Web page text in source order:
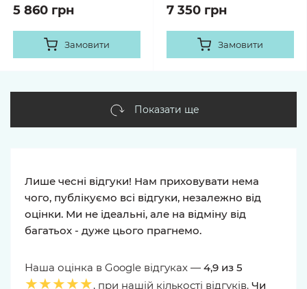
5 860 грн
Замовити
7 350 грн
Замовити
Показати ще
Лише чесні відгуки! Нам приховувати нема
чого, публікуємо всі відгуки, незалежно від
оцінки. Ми не ідеальні, але на відміну від
багатьох - дуже цього прагнемо.
Наша оцінка в Google відгуках — 4,9 из 5
★★★★★, при нашій кількості відгуків. Чи